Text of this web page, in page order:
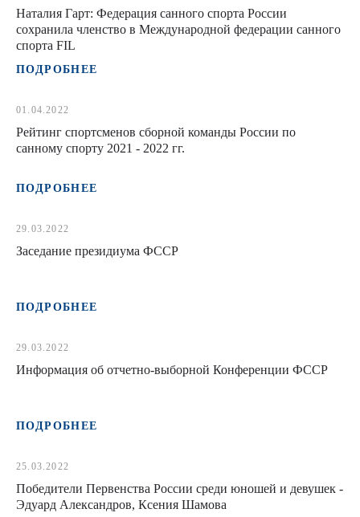
Наталия Гарт: Федерация санного спорта России
сохранила членство в Международной федерации санного
спорта FIL
ПОДРОБНЕЕ
01.04.2022
Рейтинг спортсменов сборной команды России по
санному спорту 2021 - 2022 гг.
ПОДРОБНЕЕ
29.03.2022
Заседание президиума ФССР
ПОДРОБНЕЕ
29.03.2022
Информация об отчетно-выборной Конференции ФССР
ПОДРОБНЕЕ
25.03.2022
Победители Первенства России среди юношей и девушек -
Эдуард Александров, Ксения Шамова